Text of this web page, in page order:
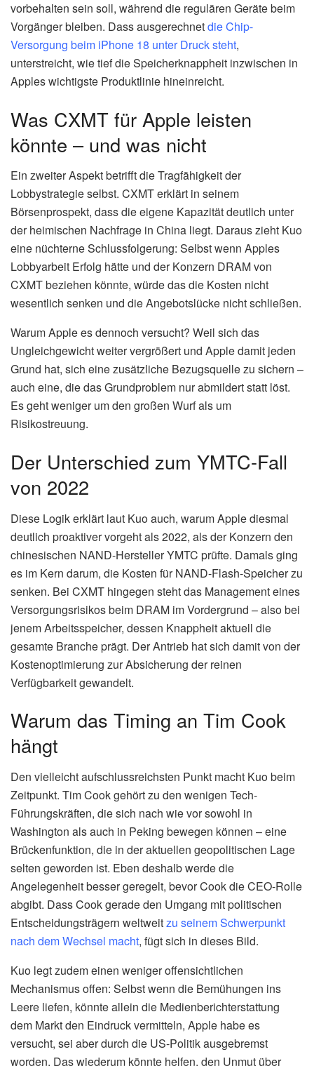
vorbehalten sein soll, während die regulären Geräte beim
Vorgänger bleiben. Dass ausgerechnetdie Chip-
Versorgung beim iPhone 18 unter Druck steht,
unterstreicht, wie tief die Speicherknappheit inzwischen in
Apples wichtigste Produktlinie hineinreicht.
Was CXMT für Apple leisten
könnte – und was nicht
Ein zweiter Aspekt betrifft die Tragfähigkeit der
Lobbystrategie selbst. CXMT erklärt in seinem
Börsenprospekt, dass die eigene Kapazität deutlich unter
der heimischen Nachfrage in China liegt. Daraus zieht Kuo
eine nüchterne Schlussfolgerung: Selbst wenn Apples
Lobbyarbeit Erfolg hätte und der Konzern DRAM von
CXMT beziehen könnte, würde das die Kosten nicht
wesentlich senken und die Angebotslücke nicht schließen.
Warum Apple es dennoch versucht? Weil sich das
Ungleichgewicht weiter vergrößert und Apple damit jeden
Grund hat, sich eine zusätzliche Bezugsquelle zu sichern –
auch eine, die das Grundproblem nur abmildert statt löst.
Es geht weniger um den großen Wurf als um
Risikostreuung.
Der Unterschied zum YMTC-Fall
von 2022
Diese Logik erklärt laut Kuo auch, warum Apple diesmal
deutlich proaktiver vorgeht als 2022, als der Konzern den
chinesischen NAND-Hersteller YMTC prüfte. Damals ging
es im Kern darum, die Kosten für NAND-Flash-Speicher zu
senken. Bei CXMT hingegen steht das Management eines
Versorgungsrisikos beim DRAM im Vordergrund – also bei
jenem Arbeitsspeicher, dessen Knappheit aktuell die
gesamte Branche prägt. Der Antrieb hat sich damit von der
Kostenoptimierung zur Absicherung der reinen
Verfügbarkeit gewandelt.
Warum das Timing an Tim Cook
hängt
Den vielleicht aufschlussreichsten Punkt macht Kuo beim
Zeitpunkt. Tim Cook gehört zu den wenigen Tech-
Führungskräften, die sich nach wie vor sowohl in
Washington als auch in Peking bewegen können – eine
Brückenfunktion, die in der aktuellen geopolitischen Lage
selten geworden ist. Eben deshalb werde die
Angelegenheit besser geregelt, bevor Cook die CEO-Rolle
abgibt. Dass Cook gerade den Umgang mit politischen
Entscheidungsträgern weltweitzu seinem Schwerpunkt
nach dem Wechsel macht, fügt sich in dieses Bild.
Kuo legt zudem einen weniger offensichtlichen
Mechanismus offen: Selbst wenn die Bemühungen ins
Leere liefen, könnte allein die Medienberichterstattung
dem Markt den Eindruck vermitteln, Apple habe es
versucht, sei aber durch die US-Politik ausgebremst
worden. Das wiederum könnte helfen, den Unmut über